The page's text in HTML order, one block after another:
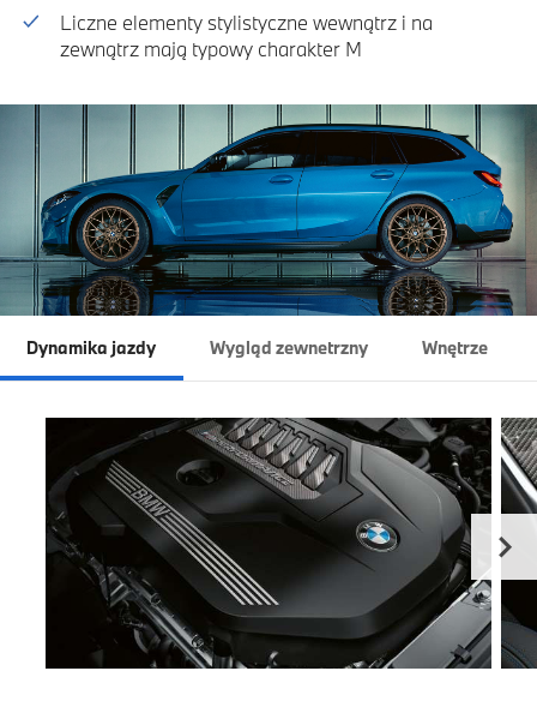
Liczne elementy stylistyczne wewnątrz i na
zewnątrz mają typowy charakter M
Dynamika jazdy Wygląd zewnetrzny Wnętrze